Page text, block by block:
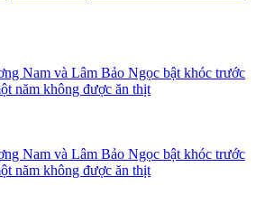
Nam và Lâm Bảo Ngọc bật khóc trước
năm không được ăn thịt
Nam và Lâm Bảo Ngọc bật khóc trước
năm không được ăn thịt